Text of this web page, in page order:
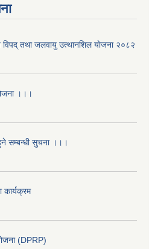
विपद् तथा जलवायु उत्थानशिल याेजना २०८२
।।।
सम्बन्धी सुचना ।।।
(DPRP)